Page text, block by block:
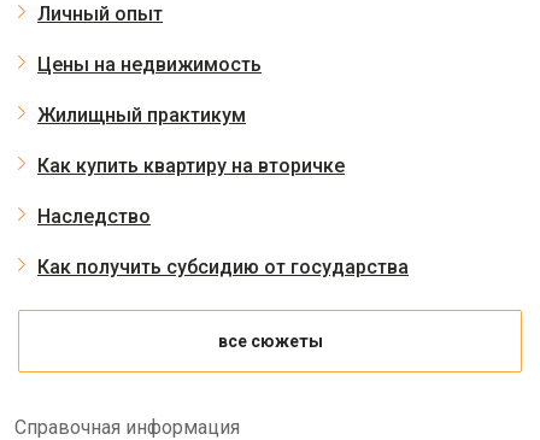
Личный опыт
Цены на недвижимость
Жилищный практикум
Как купить квартиру на вторичке
Наследство
Как получить субсидию от государства
все сюжеты
Справочная информация